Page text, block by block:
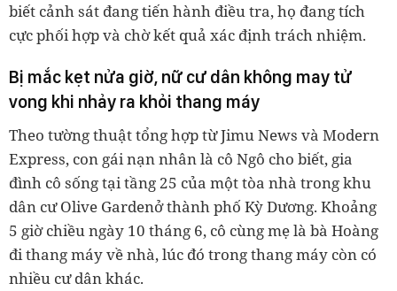
biết cảnh sát đang tiến hành điều tra, họ đang tích
cực phối hợp và chờ kết quả xác định trách nhiệm.
Bị mắc kẹt nửa giờ, nữ cư dân không may tử
vong khi nhảy ra khỏi thang máy
Theo tường thuật tổng hợp từ Jimu News và Modern
Express, con gái nạn nhân là cô Ngô cho biết, gia
đình cô sống tại tầng 25 của một tòa nhà trong khu
dân cư Olive Gardenở thành phố Kỳ Dương. Khoảng
5 giờ chiều ngày 10 tháng 6, cô cùng mẹ là bà Hoàng
đi thang máy về nhà, lúc đó trong thang máy còn có
nhiều cư dân khác.